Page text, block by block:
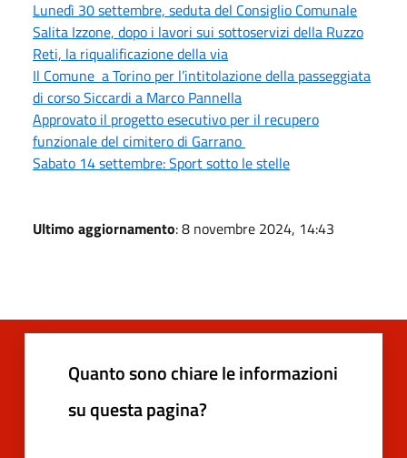
Lunedì 30 settembre, seduta del Consiglio Comunale
Salita Izzone, dopo i lavori sui sottoservizi della Ruzzo
Reti, la riqualificazione della via
Il Comune a Torino per l’intitolazione della passeggiata
di corso Siccardi a Marco Pannella
Approvato il progetto esecutivo per il recupero
funzionale del cimitero di Garrano
Sabato 14 settembre: Sport sotto le stelle
Ultimo aggiornamento: 8 novembre 2024, 14:43
Quanto sono chiare le informazioni
su questa pagina?